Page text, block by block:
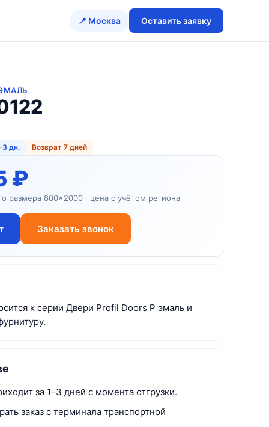
📍 Москва Оставить заявку
ЭМАЛЬ
дн. Возврат 7 дней
₽
размера 800×2000 · цена с учётом региона
Заказать звонок
к серии Двери Profil Doors P эмаль и
за 1–3 дней с момента отгрузки.
заказ с терминала транспортной